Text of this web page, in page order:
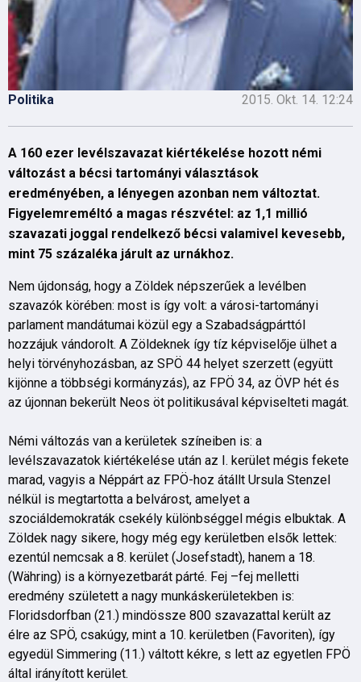
Politika 2015. Okt. 14. 12:24
A 160 ezer levélszavazat kiértékelése hozott némi
változást a bécsi tartományi választások
eredményében, a lényegen azonban nem változtat.
Figyelemreméltó a magas részvétel: az 1,1 millió
szavazati joggal rendelkező bécsi valamivel kevesebb,
mint 75 százaléka járult az urnákhoz.
Nem újdonság, hogy a Zöldek népszerűek a levélben
szavazók körében: most is így volt: a városi-tartományi
parlament mandátumai közül egy a Szabadságpárttól
hozzájuk vándorolt. A Zöldeknek így tíz képviselője ülhet a
helyi törvényhozásban, az SPÖ 44 helyet szerzett (együtt
kijönne a többségi kormányzás), az FPÖ 34, az ÖVP hét és
az újonnan bekerült Neos öt politikusával képviselteti magát.
Némi változás van a kerületek színeiben is: a
levélszavazatok kiértékelése után az I. kerület mégis fekete
marad, vagyis a Néppárt az FPÖ-hoz átállt Ursula Stenzel
nélkül is megtartotta a belvárost, amelyet a
szociáldemokraták csekély különbséggel mégis elbuktak. A
Zöldek nagy sikere, hogy még egy kerületben elsők lettek:
ezentúl nemcsak a 8. kerület (Josefstadt), hanem a 18.
(Währing) is a környezetbarát párté. Fej –fej melletti
eredmény született a nagy munkáskerületekben is:
Floridsdorfban (21.) mindössze 800 szavazattal került az
élre az SPÖ, csakúgy, mint a 10. kerületben (Favoriten), így
egyedül Simmering (11.) váltott kékre, s lett az egyetlen FPÖ
által irányított kerület.